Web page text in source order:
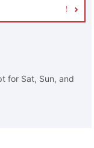
for Sat, Sun, and